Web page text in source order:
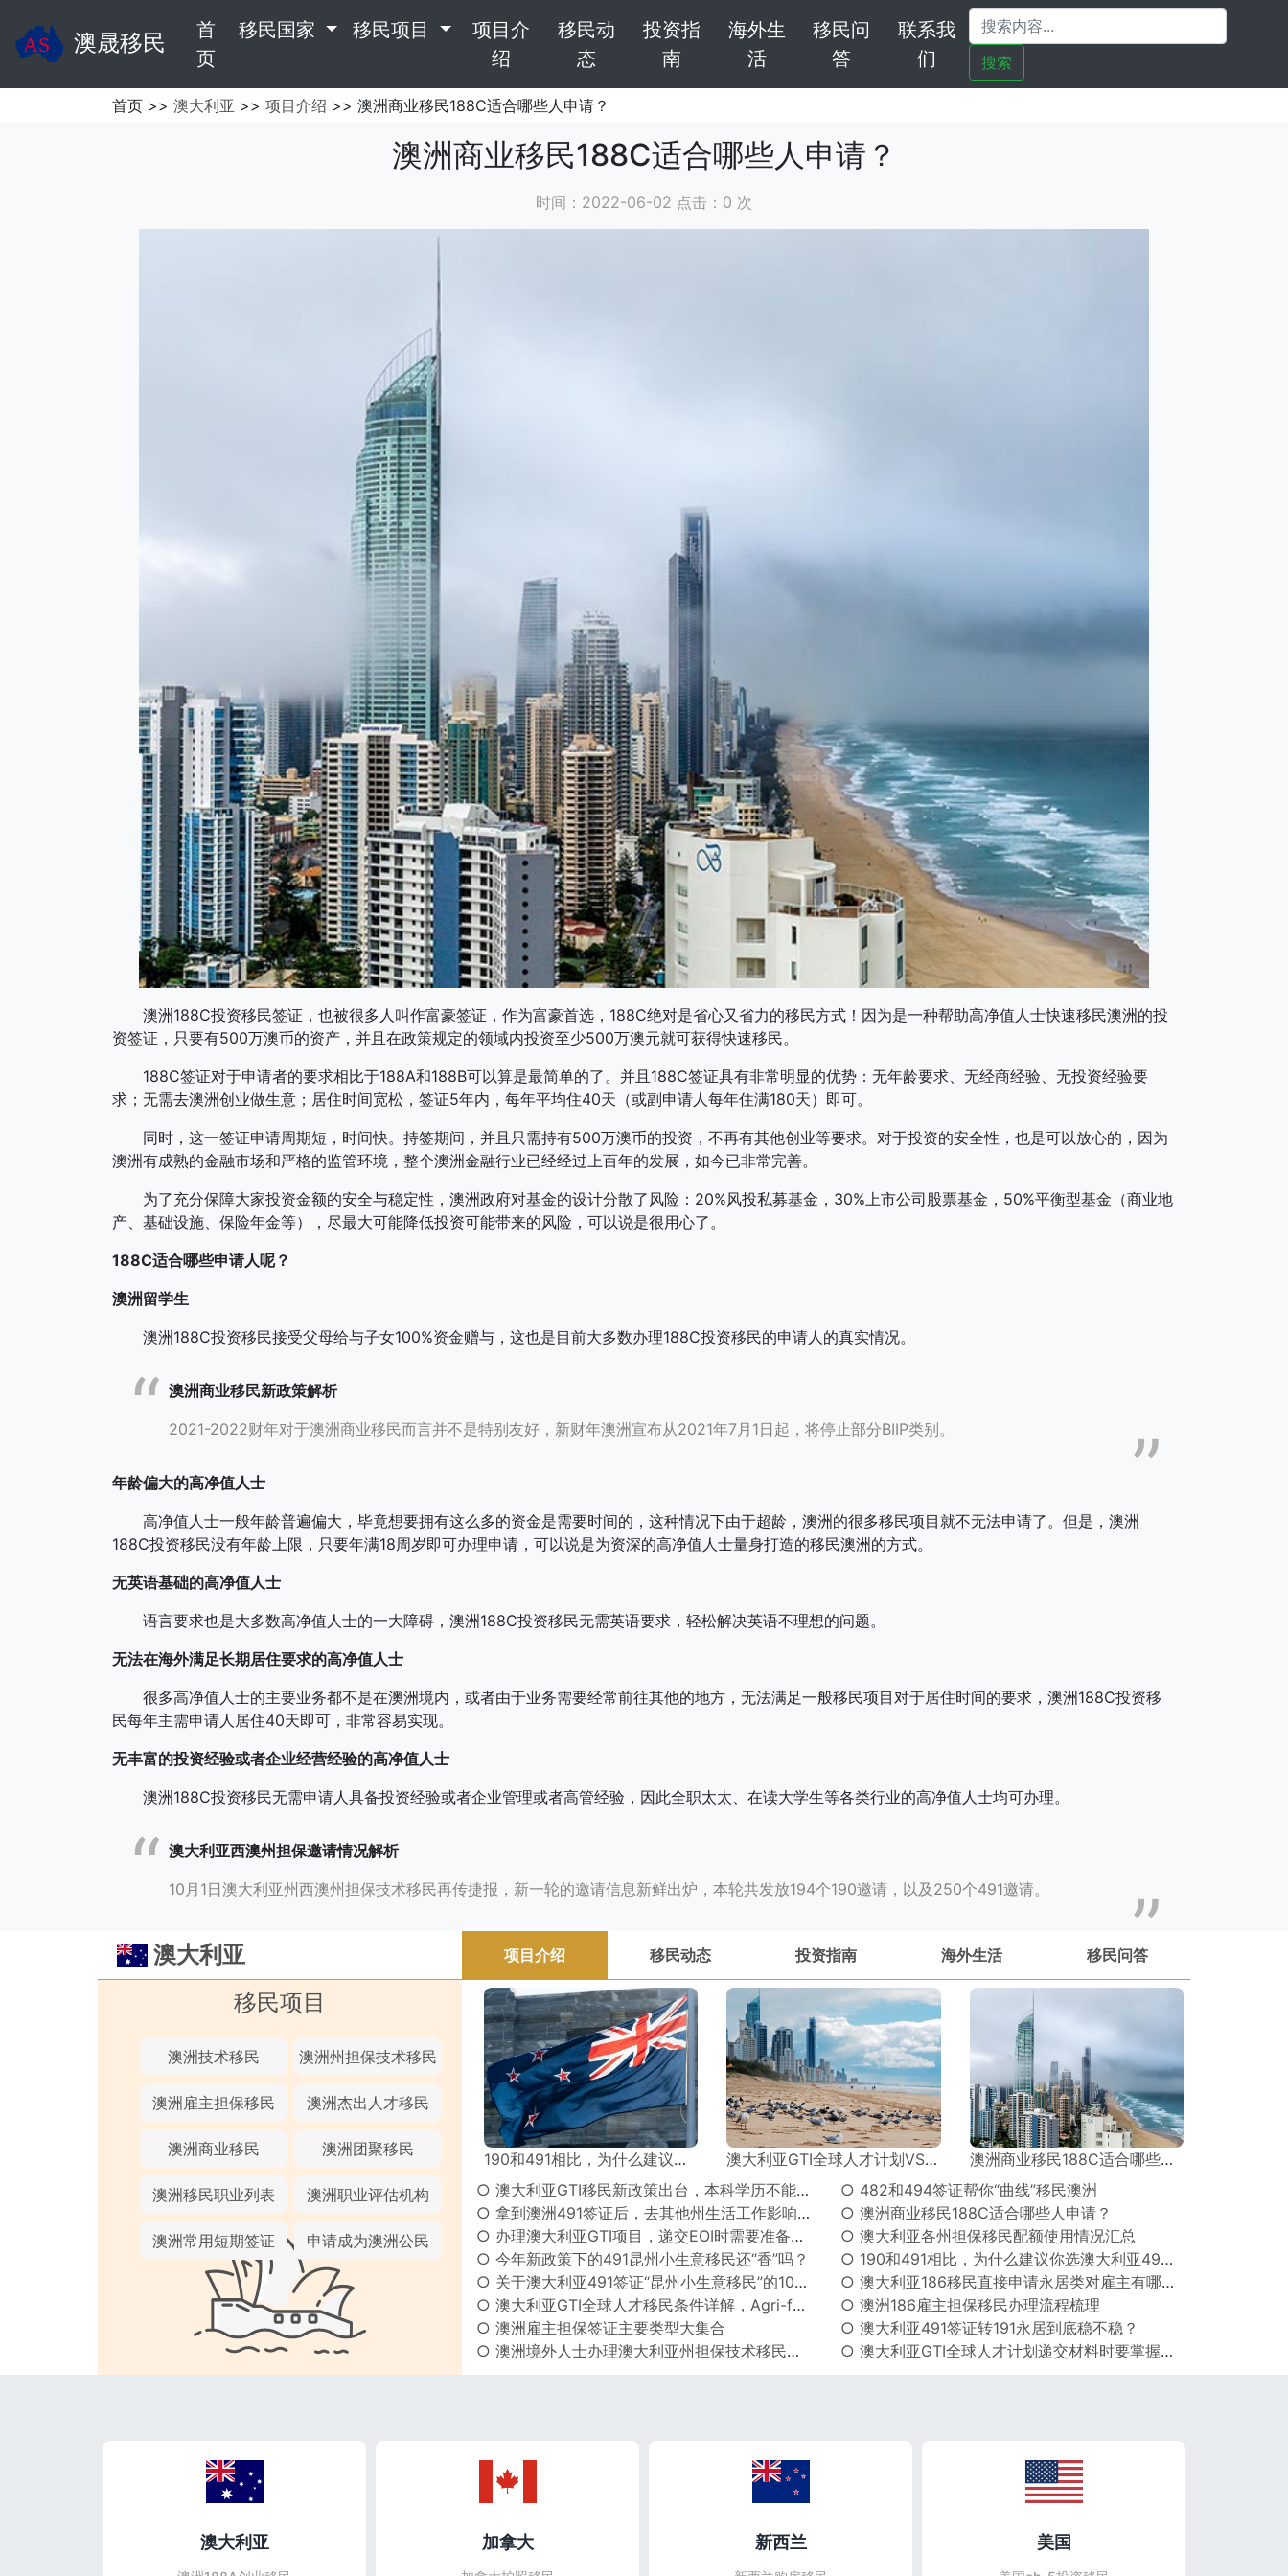
澳晟移民
首
页(current)
移民国家 移民项目
项目介
绍
移民动
态
投资指
南
海外生
活
移民问
答
联系我
们
搜索
首页 >> 澳大利亚 >> 项目介绍 >> 澳洲商业移民188C适合哪些人申请？
澳洲商业移民188C适合哪些人申请？
时间：2022-06-02 点击： 0 次
澳洲188C投资移民签证，也被很多人叫作富豪签证，作为富豪首选，188C绝对是省心又省力的移民方式！因为是一种帮助高净值人士快速移民澳洲的投
资签证，只要有500万澳币的资产，并且在政策规定的领域内投资至少500万澳元就可获得快速移民。
188C签证对于申请者的要求相比于188A和188B可以算是最简单的了。并且188C签证具有非常明显的优势：无年龄要求、无经商经验、无投资经验要
求；无需去澳洲创业做生意；居住时间宽松，签证5年内，每年平均住40天（或副申请人每年住满180天）即可。
同时，这一签证申请周期短，时间快。持签期间，并且只需持有500万澳币的投资，不再有其他创业等要求。对于投资的安全性，也是可以放心的，因为
澳洲有成熟的金融市场和严格的监管环境，整个澳洲金融行业已经经过上百年的发展，如今已非常完善。
为了充分保障大家投资金额的安全与稳定性，澳洲政府对基金的设计分散了风险：20%风投私募基金，30%上市公司股票基金，50%平衡型基金（商业地
产、基础设施、保险年金等），尽最大可能降低投资可能带来的风险，可以说是很用心了。
188C适合哪些申请人呢？
澳洲留学生
澳洲188C投资移民接受父母给与子女100%资金赠与，这也是目前大多数办理188C投资移民的申请人的真实情况。
澳洲商业移民新政策解析
2021-2022财年对于澳洲商业移民而言并不是特别友好，新财年澳洲宣布从2021年7月1日起，将停止部分BIIP类别。
年龄偏大的高净值人士
高净值人士一般年龄普遍偏大，毕竟想要拥有这么多的资金是需要时间的，这种情况下由于超龄，澳洲的很多移民项目就不无法申请了。但是，澳洲
188C投资移民没有年龄上限，只要年满18周岁即可办理申请，可以说是为资深的高净值人士量身打造的移民澳洲的方式。
无英语基础的高净值人士
语言要求也是大多数高净值人士的一大障碍，澳洲188C投资移民无需英语要求，轻松解决英语不理想的问题。
无法在海外满足长期居住要求的高净值人士
很多高净值人士的主要业务都不是在澳洲境内，或者由于业务需要经常前往其他的地方，无法满足一般移民项目对于居住时间的要求，澳洲188C投资移
民每年主需申请人居住40天即可，非常容易实现。
无丰富的投资经验或者企业经营经验的高净值人士
澳洲188C投资移民无需申请人具备投资经验或者企业管理或者高管经验，因此全职太太、在读大学生等各类行业的高净值人士均可办理。
澳大利亚西澳州担保邀请情况解析
10月1日澳大利亚州西澳州担保技术移民再传捷报，新一轮的邀请信息新鲜出炉，本轮共发放194个190邀请，以及250个491邀请。
澳大利亚
移民项目
澳洲技术移民 澳洲州担保技术移民
澳洲雇主担保移民 澳洲杰出人才移民
澳洲商业移民 澳洲团聚移民
澳洲移民职业列表 澳洲职业评估机构
澳洲常用短期签证 申请成为澳洲公民
项目介绍 移民动态 投资指南 海外生活 移民问答
190和491相比，为什么建议你选澳大利亚491签证？ 澳大利亚GTI全球人才计划VS美国EB-1A杰出人才移民，两者有何异同？
澳洲商业移民188C适合哪些人申请？
○ 澳大利亚GTI移民新政策出台，本科学历不能申请了吗？
○ 482和494签证帮你“曲线”移民澳洲
○ 拿到澳洲491签证后，去其他州生活工作影响拿永居吗？
○ 澳洲商业移民188C适合哪些人申请？
○ 办理澳大利亚GTI项目，递交EOI时需要准备哪些文件？
○ 澳大利亚各州担保移民配额使用情况汇总
○ 今年新政策下的491昆州小生意移民还“香”吗？
○ 190和491相比，为什么建议你选澳大利亚491签证？
○ 关于澳大利亚491签证“昆州小生意移民”的10个常见问题及解答！
○ 澳大利亚186移民直接申请永居类对雇主有哪些要求？
○ 澳大利亚GTI全球人才移民条件详解，Agri-food and AgTech农业食品和农业技术领域
○ 澳洲186雇主担保移民办理流程梳理
○ 澳洲雇主担保签证主要类型大集合
○ 澳大利亚491签证转191永居到底稳不稳？
○ 澳洲境外人士办理澳大利亚州担保技术移民政策盘点
○ 澳大利亚GTI全球人才计划递交材料时要掌握哪些重点？
澳大利亚 加拿大 新西兰 美国